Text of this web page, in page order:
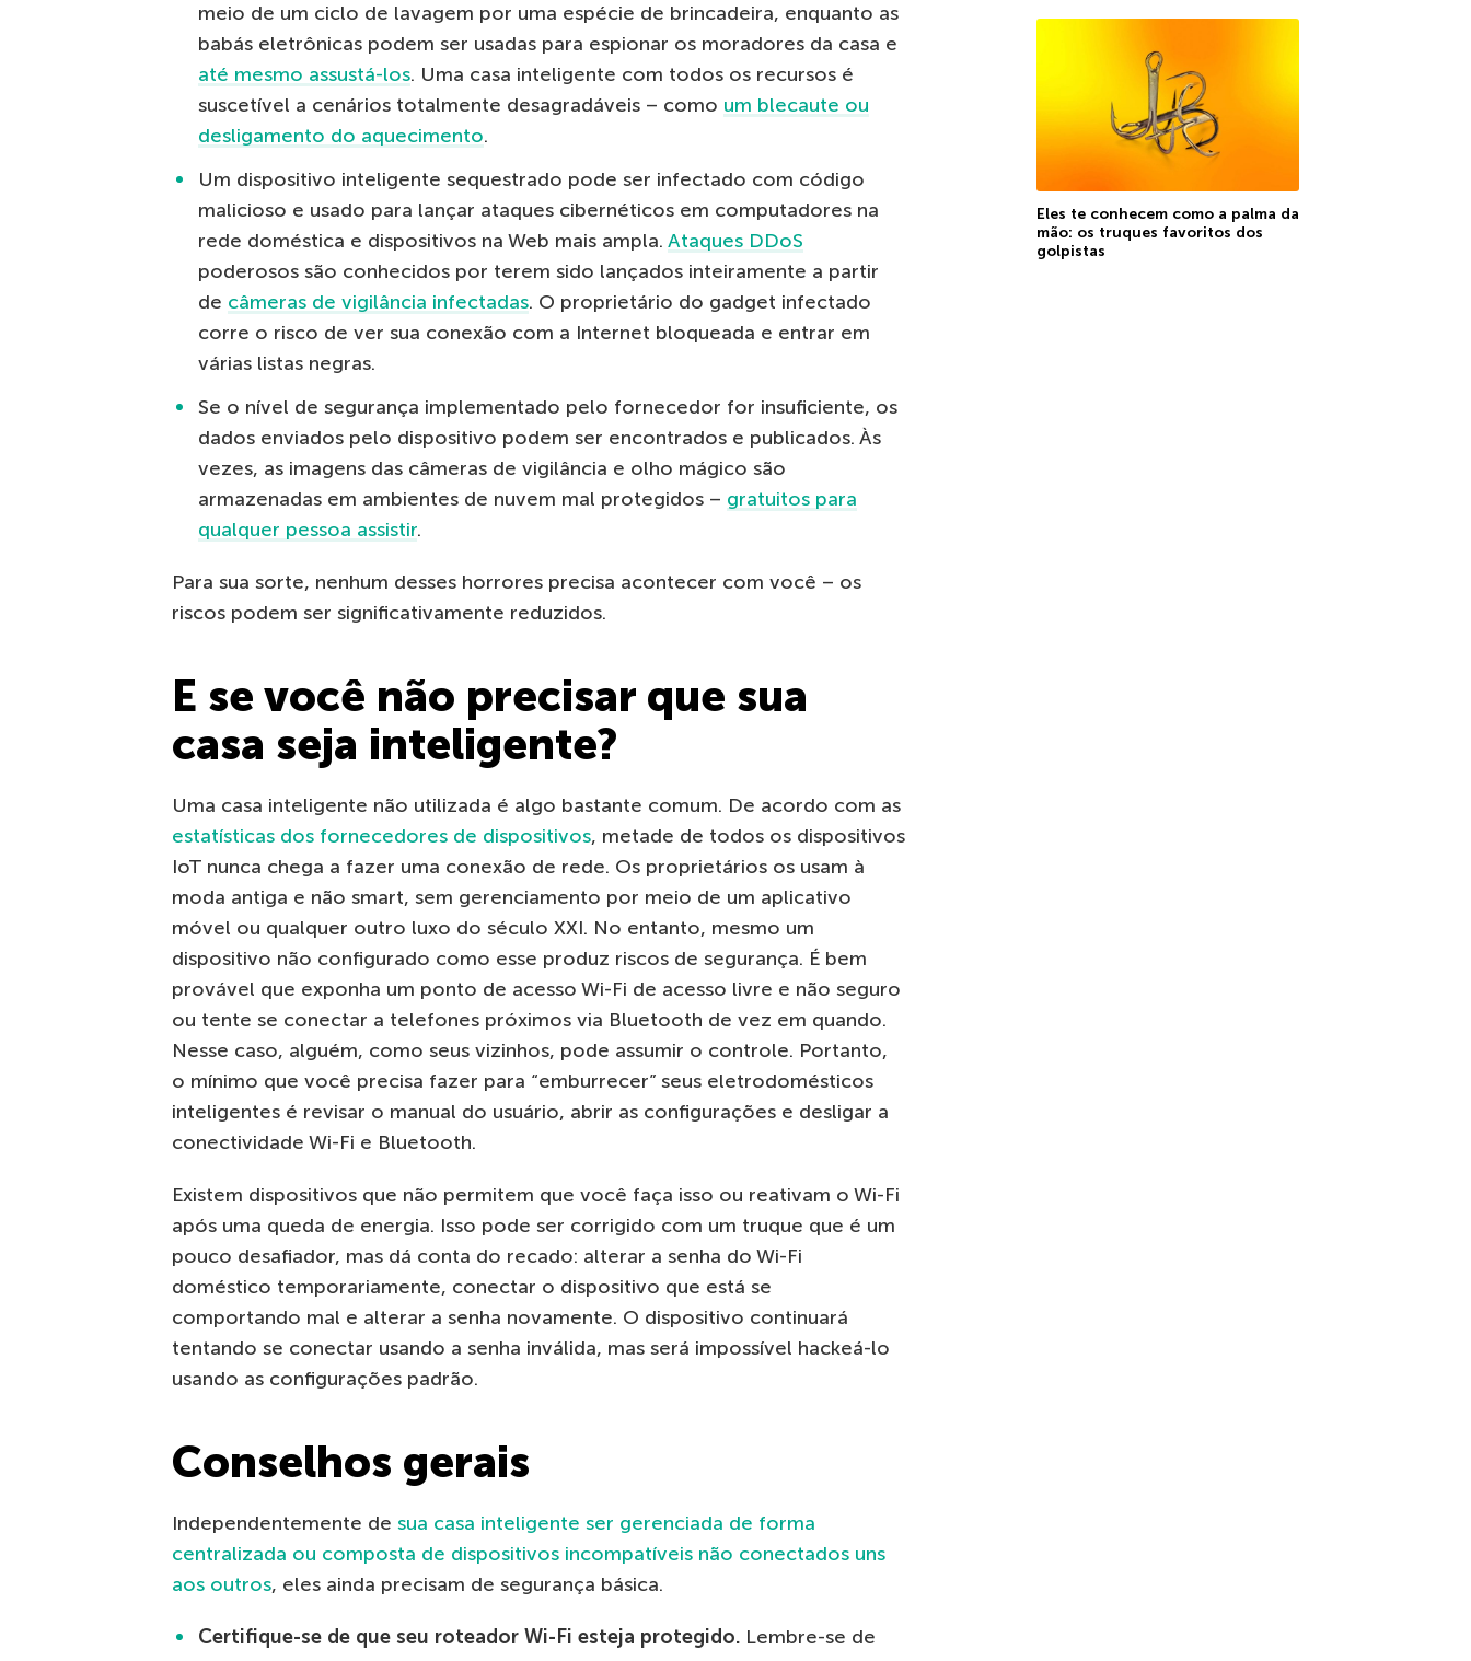
meio de um ciclo de lavagem por uma espécie de brincadeira, enquanto as
babás eletrônicas podem ser usadas para espionar os moradores da casa e
até mesmo assustá-los. Uma casa inteligente com todos os recursos é
suscetível a cenários totalmente desagradáveis – como um blecaute ou
desligamento do aquecimento.
Um dispositivo inteligente sequestrado pode ser infectado com código
malicioso e usado para lançar ataques cibernéticos em computadores na
rede doméstica e dispositivos na Web mais ampla. Ataques DDoS
poderosos são conhecidos por terem sido lançados inteiramente a partir
de câmeras de vigilância infectadas. O proprietário do gadget infectado
corre o risco de ver sua conexão com a Internet bloqueada e entrar em
várias listas negras.
Se o nível de segurança implementado pelo fornecedor for insuficiente, os
dados enviados pelo dispositivo podem ser encontrados e publicados. Às
vezes, as imagens das câmeras de vigilância e olho mágico são
armazenadas em ambientes de nuvem mal protegidos – gratuitos para
qualquer pessoa assistir.
Para sua sorte, nenhum desses horrores precisa acontecer com você – os
riscos podem ser significativamente reduzidos.
E se você não precisar que sua
casa seja inteligente?
Uma casa inteligente não utilizada é algo bastante comum. De acordo com as
estatísticas dos fornecedores de dispositivos, metade de todos os dispositivos
IoT nunca chega a fazer uma conexão de rede. Os proprietários os usam à
moda antiga e não smart, sem gerenciamento por meio de um aplicativo
móvel ou qualquer outro luxo do século XXI. No entanto, mesmo um
dispositivo não configurado como esse produz riscos de segurança. É bem
provável que exponha um ponto de acesso Wi-Fi de acesso livre e não seguro
ou tente se conectar a telefones próximos via Bluetooth de vez em quando.
Nesse caso, alguém, como seus vizinhos, pode assumir o controle. Portanto,
o mínimo que você precisa fazer para “emburrecer” seus eletrodomésticos
inteligentes é revisar o manual do usuário, abrir as configurações e desligar a
conectividade Wi-Fi e Bluetooth.
Existem dispositivos que não permitem que você faça isso ou reativam o Wi-Fi
após uma queda de energia. Isso pode ser corrigido com um truque que é um
pouco desafiador, mas dá conta do recado: alterar a senha do Wi-Fi
doméstico temporariamente, conectar o dispositivo que está se
comportando mal e alterar a senha novamente. O dispositivo continuará
tentando se conectar usando a senha inválida, mas será impossível hackeá-lo
usando as configurações padrão.
Conselhos gerais
Independentemente de sua casa inteligente ser gerenciada de forma
centralizada ou composta de dispositivos incompatíveis não conectados uns
aos outros, eles ainda precisam de segurança básica.
Certifique-se de que seu roteador Wi-Fi esteja protegido. Lembre-se de
Eles te conhecem como a palma da
mão: os truques favoritos dos
golpistas